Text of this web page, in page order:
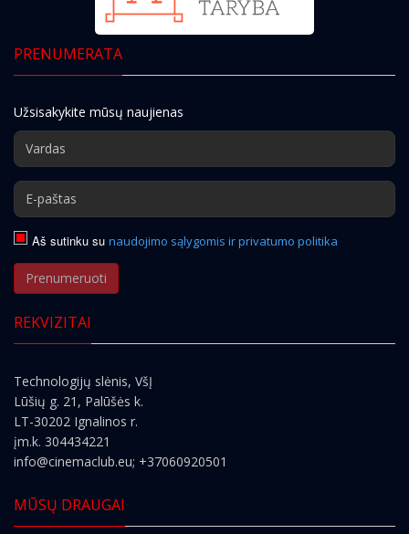
PRENUMERATA
Užsisakykite mūsų naujienas
Aš sutinku su naudojimo sąlygomis ir privatumo politika
Prenumeruoti
REKVIZITAI
Technologijų slėnis, VšĮ
Lūšių g. 21, Palūšės k.
LT-30202 Ignalinos r.
įm.k. 304434221
info@cinemaclub.eu; +37060920501
MŪSŲ DRAUGAI